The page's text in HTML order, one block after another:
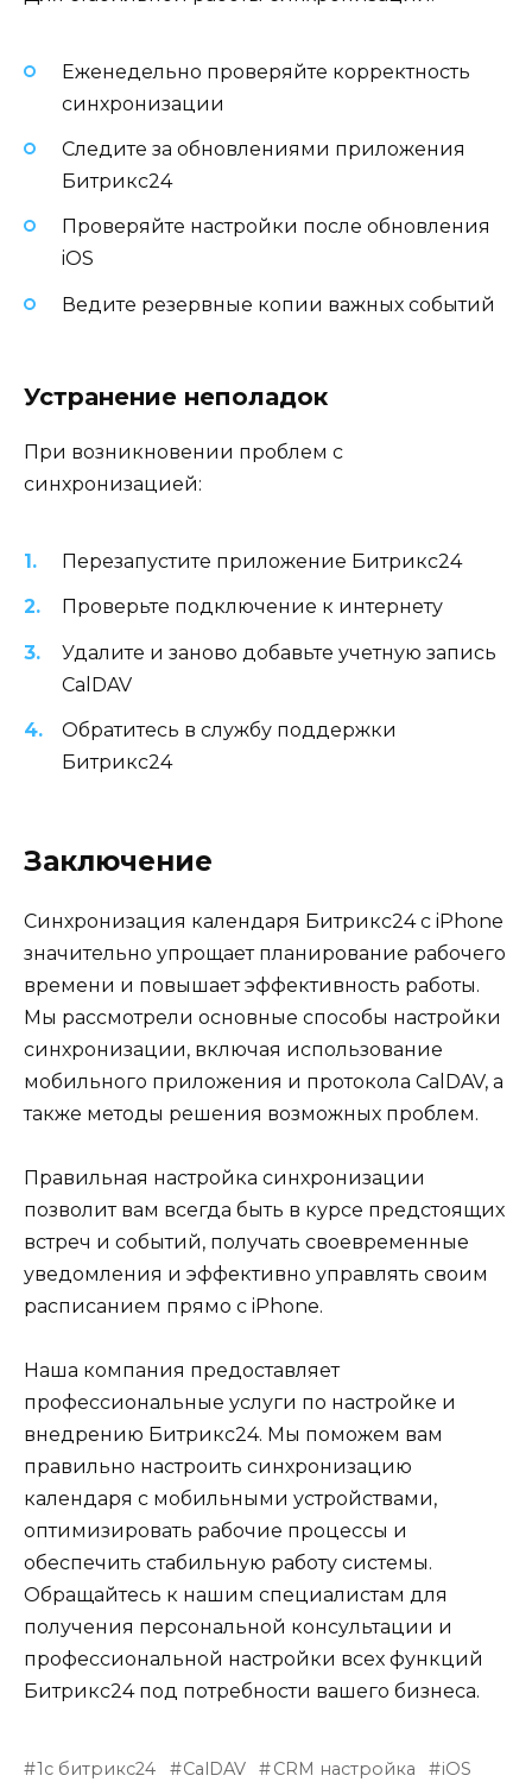
Еженедельно проверяйте корректность
синхронизации
Следите за обновлениями приложения
Битрикс24
Проверяйте настройки после обновления
iOS
Ведите резервные копии важных событий
Устранение неполадок
При возникновении проблем с
синхронизацией:
Перезапустите приложение Битрикс24
Проверьте подключение к интернету
Удалите и заново добавьте учетную запись
CalDAV
Обратитесь в службу поддержки
Битрикс24
Заключение
Синхронизация календаря Битрикс24 с iPhone
значительно упрощает планирование рабочего
времени и повышает эффективность работы.
Мы рассмотрели основные способы настройки
синхронизации, включая использование
мобильного приложения и протокола CalDAV, а
также методы решения возможных проблем.
Правильная настройка синхронизации
позволит вам всегда быть в курсе предстоящих
встреч и событий, получать своевременные
уведомления и эффективно управлять своим
расписанием прямо с iPhone.
Наша компания предоставляет
профессиональные услуги по настройке и
внедрению Битрикс24. Мы поможем вам
правильно настроить синхронизацию
календаря с мобильными устройствами,
оптимизировать рабочие процессы и
обеспечить стабильную работу системы.
Обращайтесь к нашим специалистам для
получения персональной консультации и
профессиональной настройки всех функций
Битрикс24 под потребности вашего бизнеса.
1с битрикс24 CalDAV CRM настройка
iOS